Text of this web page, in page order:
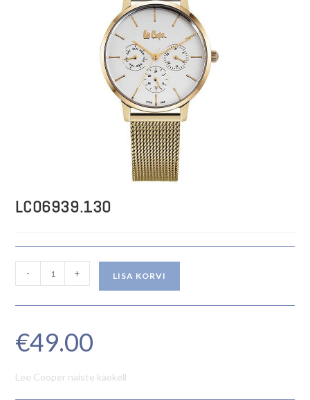
LC06939.130
LC06939.130
kogus
- + LISA KORVI
€49.00
Lee Cooper naiste käekell